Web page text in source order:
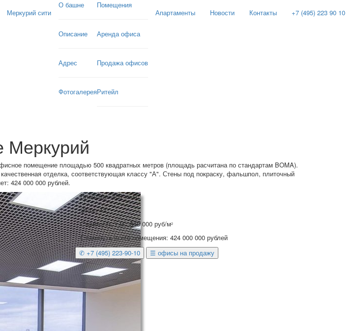
Меркурий сити
О башне
Описание
Адрес
Фотогалерея
Помещения
Аренда офиса
Продажа офисов
Ритейл
Апартаменты Новости Контакты +7 (495) 223 90 10
Меркурий
помещение площадью 500 квадратных метров (площадь расчитана по стандартам BOMA).
отделка, соответствующая классу "А". Стены под покраску, фальшпол, плиточный
424 000 000 рублей.
Площадь: 500 кв.м.
Этаж: 42
Стоимость 1 м2: 848 000 руб/м2
Стоимость всего помещения: 424 000 000 рублей
✆ +7 (495) 223-90-10
☰ офисы на продажу